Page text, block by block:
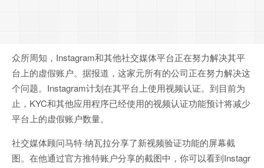
众所周知，Instagram和其他社交媒体平台正在努力解决其平
台上的虚假账户。据报道，这家元所有的公司正在努力解决这
个问题。Instagram计划在其平台上使用视频认证。到目前为
止，KYC和其他应用程序已经使用的视频认证功能预计将减少
平台上的虚假账户数量。
社交媒体顾问马特·纳瓦拉分享了新视频验证功能的屏幕截
图。在他通过官方推特账户分享的截图中，你可以看到Instagr